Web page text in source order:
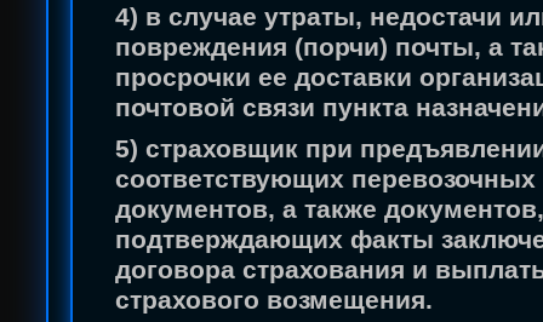
4) в случае утраты, недостачи
повреждения (порчи) почты, а
просрочки ее доставки
почтовой связи пункта
5) страховщик при
соответствующих перевозочных
документов, а также документов,
подтверждающих факты
договора страхования и
страхового возмещения.